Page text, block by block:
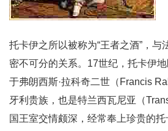
托卡伊之所以被称为“王者之酒”，与
密不可分的关系。17世纪，托卡伊
于弗朗西斯·拉科奇二世（Francis
牙利贵族，也是特兰西瓦尼亚（
国王室交情颇深，经常奉上珍贵